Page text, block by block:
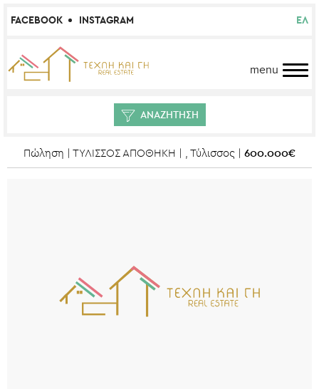
FACEBOOK INSTAGRAM ΕΛ
menu
ΑΝΑΖΗΤΗΣΗ
Πώληση | ΤΥΛΙΣΣΟΣ ΑΠΟΘΗΚΗ | , Τύλισσος | 600.000€